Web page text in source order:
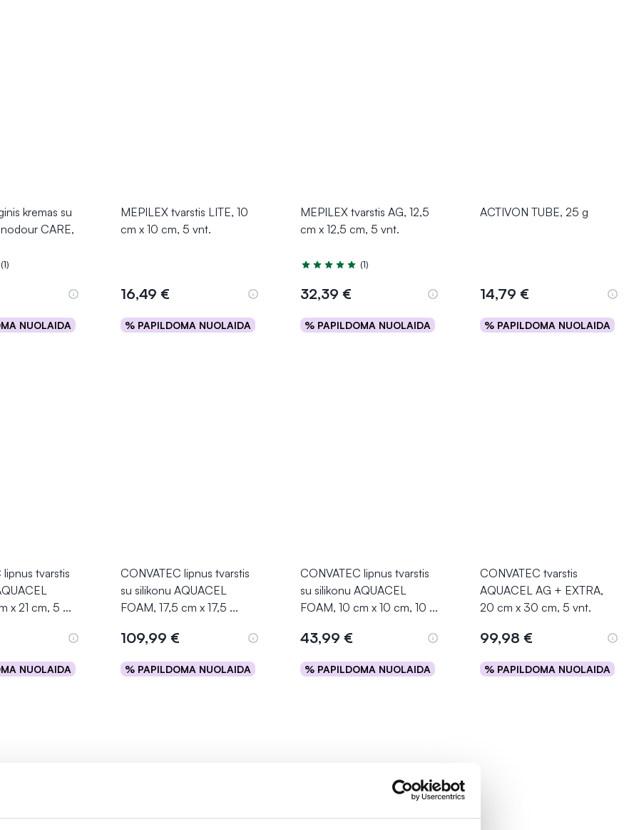
kremas su
CARE,
iš 5
(1)
NUOLAIDA
MEPILEX tvarstis LITE, 10
cm x 10 cm, 5 vnt.
16,49 €
% PAPILDOMA NUOLAIDA
Į krepšelį
MEPILEX tvarstis AG, 12,5
cm x 12,5 cm, 5 vnt.
Įvertinimas 5.0 iš 5
(1)
32,39 €
% PAPILDOMA NUOLAIDA
Į krepšelį
ACTIVON TUBE, 25 g
14,79 €
% PAPILDOMA NUOLAIDA
Į krepšelį
lipnus tvarstis
x 21 cm, 5 ...
NUOLAIDA
CONVATEC lipnus tvarstis
su silikonu AQUACEL
FOAM, 17,5 cm x 17,5 ...
109,99 €
% PAPILDOMA NUOLAIDA
Į krepšelį
CONVATEC lipnus tvarstis
su silikonu AQUACEL
FOAM, 10 cm x 10 cm, 10 ...
43,99 €
% PAPILDOMA NUOLAIDA
Į krepšelį
CONVATEC tvarstis
AQUACEL AG + EXTRA,
20 cm x 30 cm, 5 vnt.
99,98 €
% PAPILDOMA NUOLAIDA
Į krepšelį